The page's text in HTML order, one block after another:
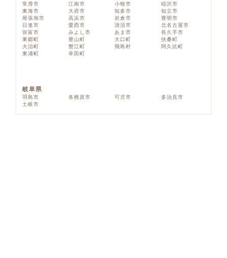
常滑市
江南市 小牧市
稲沢市
東海市
大府市 知多市
知立市
尾張旭市
高浜市 岩倉市
豊明市
日進市
愛西市 清須市
北名古屋市
弥富市
みよし市 あま市
長久手市
東郷町
豊山町 大口町
扶桑町
大治町
蟹江町 飛島村
阿久比町
東浦町
幸田町
岐阜県
羽島市 各務原市 可児市
多治見市
土岐市